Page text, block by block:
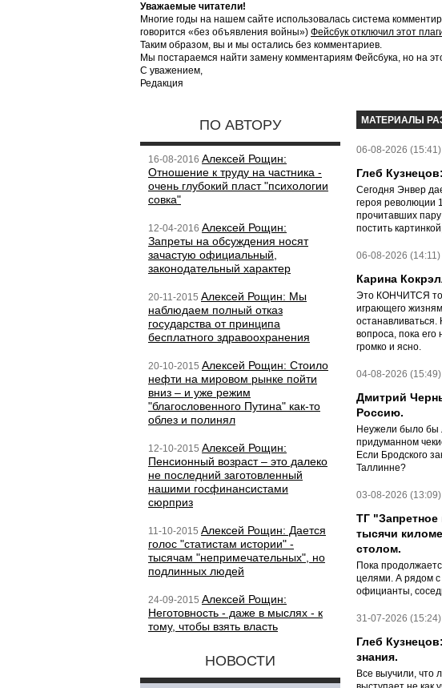
Уважаемые читатели!
Многие годы на нашем сайте использовалась система
говорится «без объявления войны») Фейсбук отключил этот
Таким образом, вы и мы остались без комментариев.
Мы постараемся найти замену комментариям Фейсбука, но на
С уважением,
Редакция
ПО АВТОРУ
16-08-2016 Алексей Рощин:
Отношение к труду на частника -
очень глубокий пласт "психологии
совка"
12-04-2016 Алексей Рощин:
Запреты на обсуждения носят
зачастую официальный,
законодательный характер
20-11-2015 Алексей Рощин: Мы
наблюдаем полный отказ
государства от принципа
бесплатного здравоохранения
20-10-2015 Алексей Рощин: Стоило
нефти на мировом рынке пойти
вниз – и уже режим
"благословенного Путина" как-то
облез и полинял
12-10-2015 Алексей Рощин:
Пенсионный возраст – это далеко
не последний заготовленный
нашими госфинансистами
сюрприз
11-10-2015 Алексей Рощин: Дается
голос "статистам истории" -
тысячам "непримечательных", но
подлинных людей
24-09-2015 Алексей Рощин:
Неготовность - даже в мыслях - к
тому, чтобы взять власть
НОВОСТИ
МАТЕРИАЛЫ
06-08-2026 (15:41)
Глеб
Сегодня Энвер
героя революции
прочитавших
постить
06-08-2026 (14:11)
Карина
Это КОНЧИТСЯ
играющего
останавливаться.
вопроса, пока
громко и ясно.
04-08-2026 (15:49)
Дмитрий
Россию.
Неужели было бы
придуманном
Если Бродского
Таллинне?
03-08-2026 (13:09)
ТГ "Запретное
тысячи
столом.
Пока
целями. А рядом с
официанты,
31-07-2026 (15:24)
Глеб
знания.
Все выучили, что